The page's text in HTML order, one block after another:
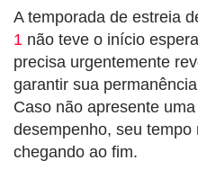
A temporada de estreia
1 não teve o início
precisa urgentemente
garantir sua
Caso não apresente
desempenho, seu tempo
chegando ao fim.